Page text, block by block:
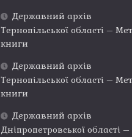
Державний архів
Тернопільської області –
книги
Державний архів
Тернопільської області –
книги
Державний архів
Дніпропетровської області –